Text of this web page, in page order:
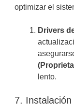
optimizar el
Drivers
lento.
7.